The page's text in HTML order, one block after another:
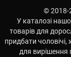
© 2018-
У каталозі
товарів для
придбати чоловічі,
для вирішення